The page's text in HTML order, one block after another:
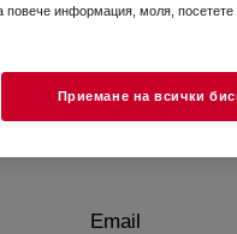
Email
повече информация, моля,
Приемане на всички